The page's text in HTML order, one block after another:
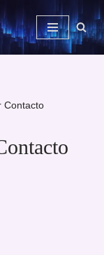
Contacto